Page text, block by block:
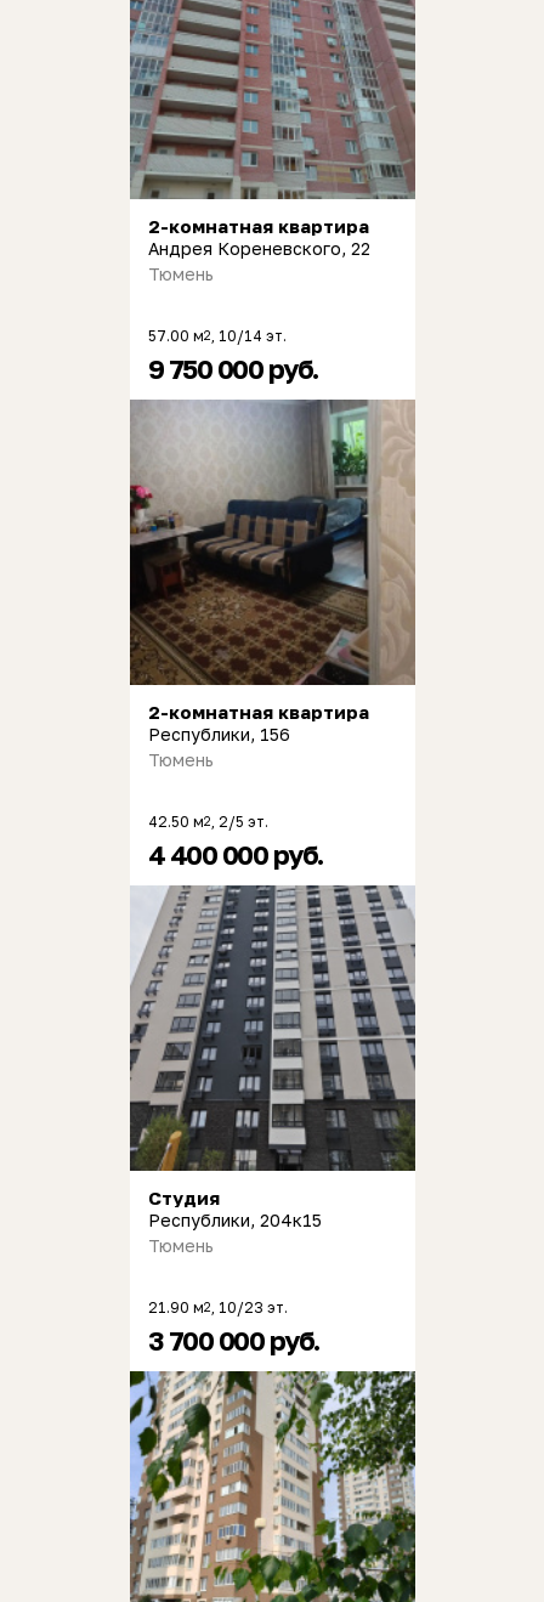
2-комнатная квартира
Андрея Кореневского, 22
Тюмень
57.00 м2, 10/14 эт.
9 750 000 руб.
2-комнатная квартира
Республики, 156
Тюмень
42.50 м2, 2/5 эт.
4 400 000 руб.
Студия
Республики, 204к15
Тюмень
21.90 м2, 10/23 эт.
3 700 000 руб.